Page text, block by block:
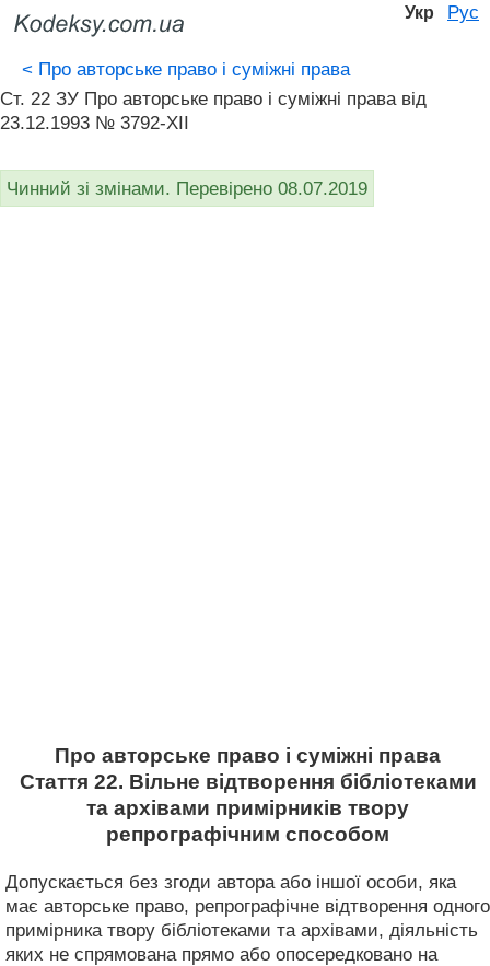
Укр Рус
< Про авторське право і суміжні права
Ст. 22 ЗУ Про авторське право і суміжні права від
23.12.1993 № 3792-XII
Чинний зі змінами. Перевірено 08.07.2019
Про авторське право і суміжні права
Стаття 22. Вільне відтворення бібліотеками
та архівами примірників твору
репрографічним способом
Допускається без згоди автора або іншої особи, яка
має авторське право, репрографічне відтворення одного
примірника твору бібліотеками та архівами, діяльність
яких не спрямована прямо або опосередковано на